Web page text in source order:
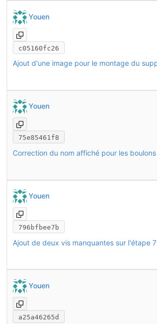
Youen
c05160fc26
Youen
75e85461f8
Youen
796bfbee7b
Ajout de deux vis manquantes sur l'étape 7
Youen
a25a46265d